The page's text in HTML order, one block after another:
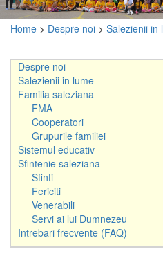
Home > Despre noi > Salezienii in
Despre noi
Salezienii in lume
Familia saleziana
FMA
Cooperatori
Grupurile familiei
Sistemul educativ
Sfintenie saleziana
Sfinti
Fericiti
Venerabili
Servi ai lui Dumnezeu
Intrebari frecvente (FAQ)